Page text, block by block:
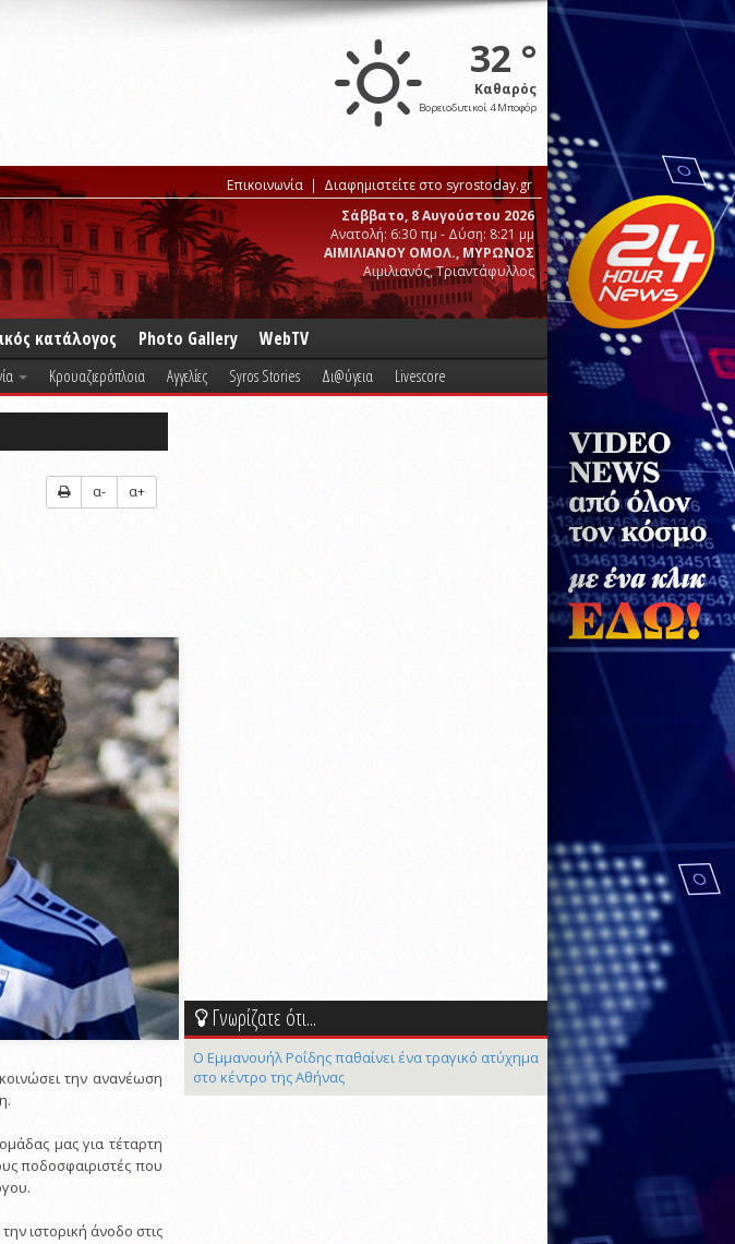
32 °
Καθαρός
Βορειοδυτικοί 4 Μποφόρ
Επικοινωνία
Διαφημιστείτε στο syrostoday.gr
Σάββατο, 8 Αυγούστου 2026
Ανατολή: 6:30 πμ - Δύση: 8:21 μμ
ΑΙΜΙΛΙΑΝΟΥ ΟΜΟΛ., ΜΥΡΩΝΟΣ
Αιμιλιανός, Τριαντάφυλλος
κατάλογος Photo Gallery WebTV
Κρουαζιερόπλοια Αγγελίες Syros Stories Δι@ύγεια Livescore
α- α+
την ανανέωση
μας για τέταρτη
ποδοσφαιριστές που
ιστορική άνοδο στις
Γνωρίζατε ότι...
Ο Εμμανουήλ Ροΐδης παθαίνει ένα τραγικό ατύχημα
στο κέντρο της Αθήνας